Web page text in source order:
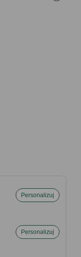
Personalizuj
Personalizuj